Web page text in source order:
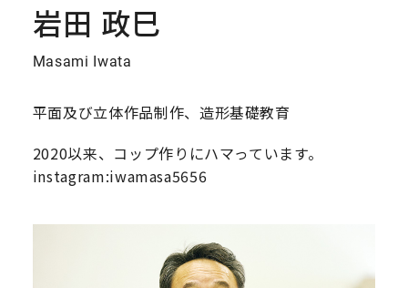
岩田 政巳
Masami Iwata
平面及び立体作品制作、造形基礎教育
2020以来、コップ作りにハマっています。
instagram:iwamasa5656